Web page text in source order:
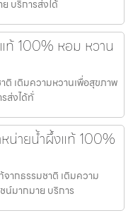
บริการส่งได้
ท้ 100% หอม หวาน
ติ เติมความหวานเพื่อสุขภาพ
ส่งได้ทั่
น่ายน้ำผึ้งแท้ 100%
ากธรรมชาติ เติมความ
น์มากมาย บริการ